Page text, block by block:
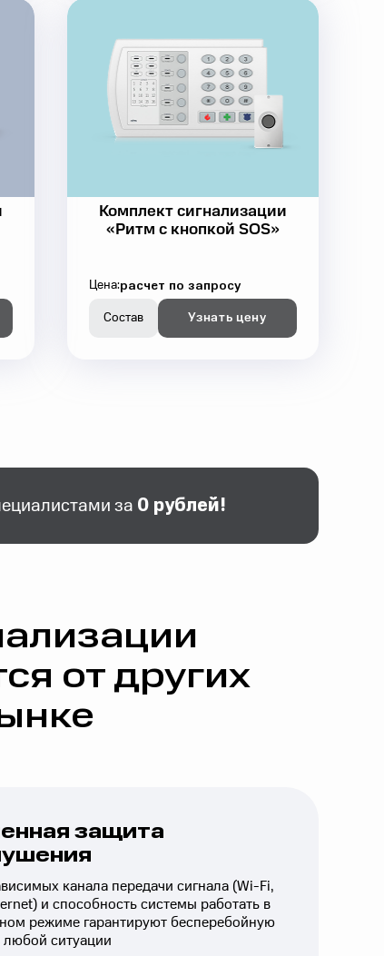
Комплект сигнализации
«Ритм с кнопкой SOS»
Цена:расчет по запросу
Состав Узнать цену
за 0 рублей!
от других
защита
канала передачи сигнала (Wi-Fi,
и способность системы работать в
режиме гарантируют бесперебойную
любой ситуации